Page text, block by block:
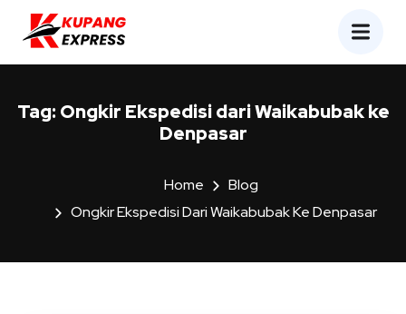
Tag: Ongkir Ekspedisi dari Waikabubak ke
Denpasar
Home
Blog
Ongkir Ekspedisi Dari Waikabubak Ke Denpasar